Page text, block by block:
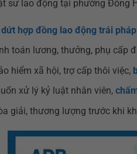
sư lao động tại phường Đông
hợp đồng lao động trái
toán lương, thưởng, phụ cấp
hiểm xã hội, trợ cấp thôi việc,
xử lý kỷ luật nhân viên,
giải, thương lượng trước khi